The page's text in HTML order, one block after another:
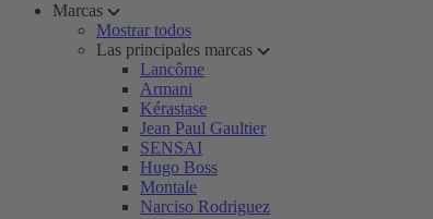
Marcas
Mostrar todos
Las principales marcas
Lancôme
Armani
Kérastase
Jean Paul Gaultier
SENSAI
Hugo Boss
Montale
Narciso Rodriguez